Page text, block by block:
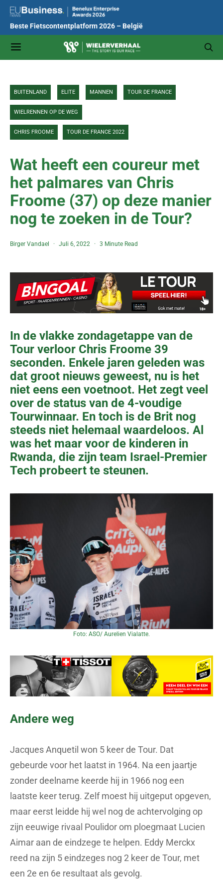
Beste Fietscontentplatform 2026 – België
BUITENLAND ELITE MANNEN TOUR DE FRANCE
WIELRENNEN OP DE WEG
CHRIS FROOME TOUR DE FRANCE 2022
Wat heeft een coureur met
het palmares van Chris
Froome (37) op deze manier
nog te zoeken in de Tour?
Birger Vandael Juli 6, 2022 3 Minute Read
In de vlakke zondagetappe van de
Tour verloor Chris Froome 39
seconden. Enkele jaren geleden was
dat groot nieuws geweest, nu is het
niet eens een voetnoot. Het zegt veel
over de status van de 4-voudige
Tourwinnaar. En toch is de Brit nog
steeds niet helemaal waardeloos. Al
was het maar voor de kinderen in
Rwanda, die zijn team Israel-Premier
Tech probeert te steunen.
Foto: ASO/ Aurelien Vialatte.
Andere weg
Jacques Anquetil won 5 keer de Tour. Dat
gebeurde voor het laatst in 1964. Na een jaartje
zonder deelname keerde hij in 1966 nog een
laatste keer terug. Zelf moest hij uitgeput opgeven,
maar eerst leidde hij wel nog de achtervolging op
zijn eeuwige rivaal Poulidor om ploegmaat Lucien
Aimar aan de eindzege te helpen. Eddy Merckx
reed na zijn 5 eindzeges nog 2 keer de Tour, met
een 2e en 6e resultaat als gevolg.